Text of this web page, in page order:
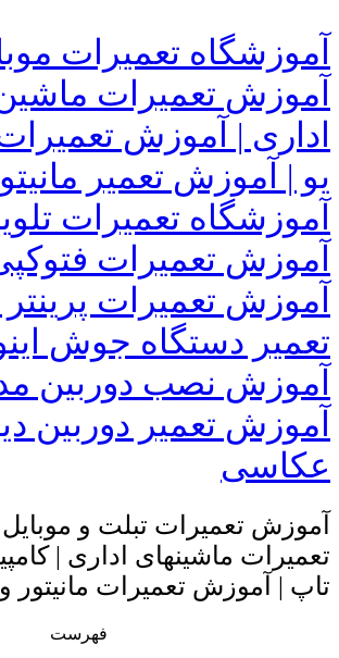
آموزشگاه تعمیرات
آموزش تعمیرات
اداری | آموزش
یو | آموزش تعمیر
آموزشگاه تعمیرات
آموزش تعمیرات
آموزش تعمیرات
تعمیر دستگاه جوش
آموزش نصب دوربین
آموزش تعمیر دوربین
عکاسی
آموزش تعمیرات تبلت و
تعمیرات ماشینهای اداری |
تاپ | آموزش تعمیرات مانیتور و
فهرست